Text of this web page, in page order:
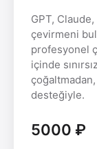
GPT,
çevirmeni
profesyonel
içinde
desteğiyle.
5000 ₽